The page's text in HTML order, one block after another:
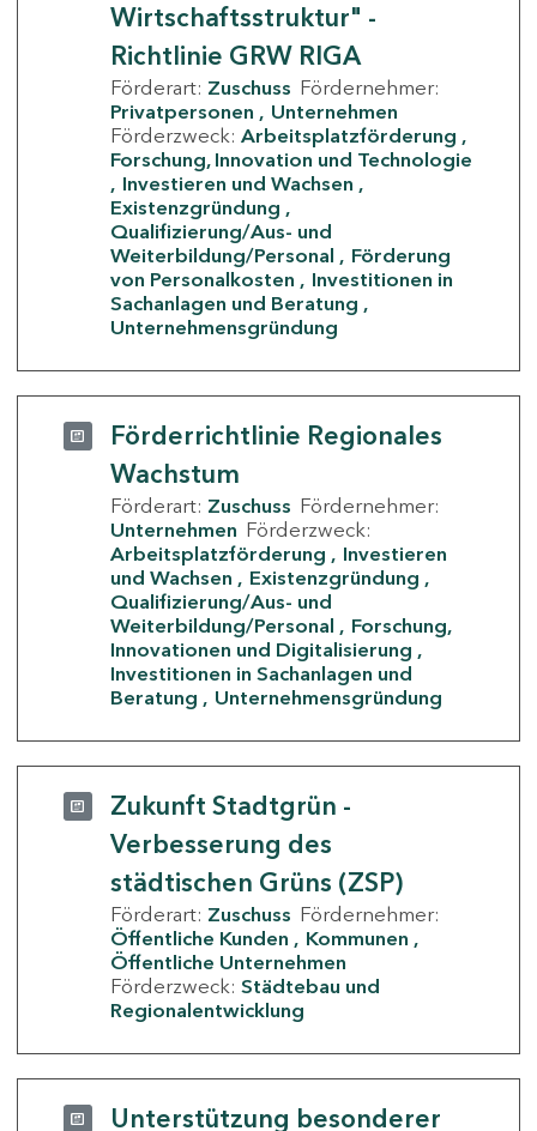
Wirtschaftsstruktur" -
Richtlinie GRW RIGA
Förderart: Zuschuss Fördernehmer:
Privatpersonen
Unternehmen
Förderzweck: Arbeitsplatzförderung
Forschung, Innovation und Technologie
Investieren und Wachsen
Existenzgründung
Qualifizierung/Aus- und
Weiterbildung/Personal
Förderung
von Personalkosten
Investitionen in
Sachanlagen und Beratung
Unternehmensgründung
Förderrichtlinie Regionales
Wachstum
Förderart: Zuschuss Fördernehmer:
Unternehmen Förderzweck:
Arbeitsplatzförderung
Investieren
und Wachsen
Existenzgründung
Qualifizierung/Aus- und
Weiterbildung/Personal
Forschung,
Innovationen und Digitalisierung
Investitionen in Sachanlagen und
Beratung
Unternehmensgründung
Zukunft Stadtgrün -
Verbesserung des
städtischen Grüns (ZSP)
Förderart: Zuschuss Fördernehmer:
Öffentliche Kunden
Kommunen
Öffentliche Unternehmen
Förderzweck: Städtebau und
Regionalentwicklung
Unterstützung besonderer